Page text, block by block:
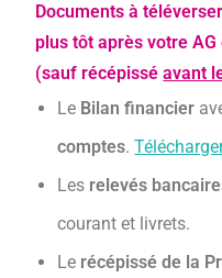
Documents à
plus tôt après votre
(sauf récépisséavant
Le Bilan financier
comptes.
Les relevés
courant et livrets.
Le récépissé de la